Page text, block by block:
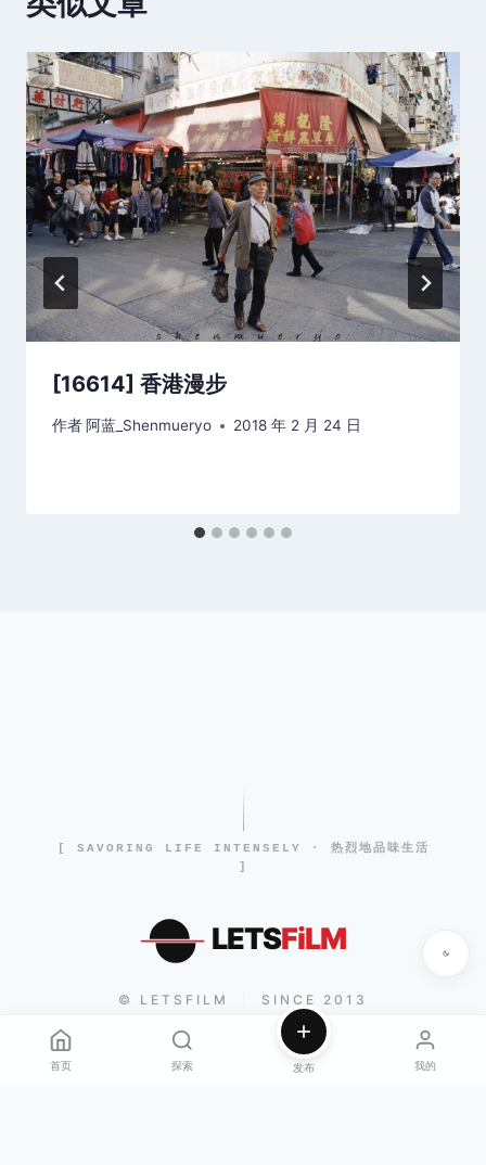
[16614] 香港漫步
作者 阿蓝_Shenmueryo 2018 年 2 月 24 日
[ SAVORING LIFE INTENSELY · 热烈地品味生活
]
LETSFiLM
© LETSFILM SINCE 2013
首页 探索 发布 我的